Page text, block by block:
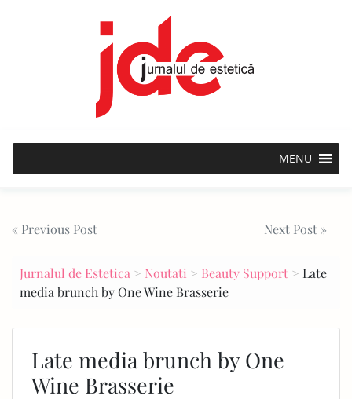
MENU
Post
navigation
« Previous Post Next Post »
Jurnalul de Estetica > Noutati > Beauty Support > Late
media brunch by One Wine Brasserie
Late media brunch by One
Wine Brasserie